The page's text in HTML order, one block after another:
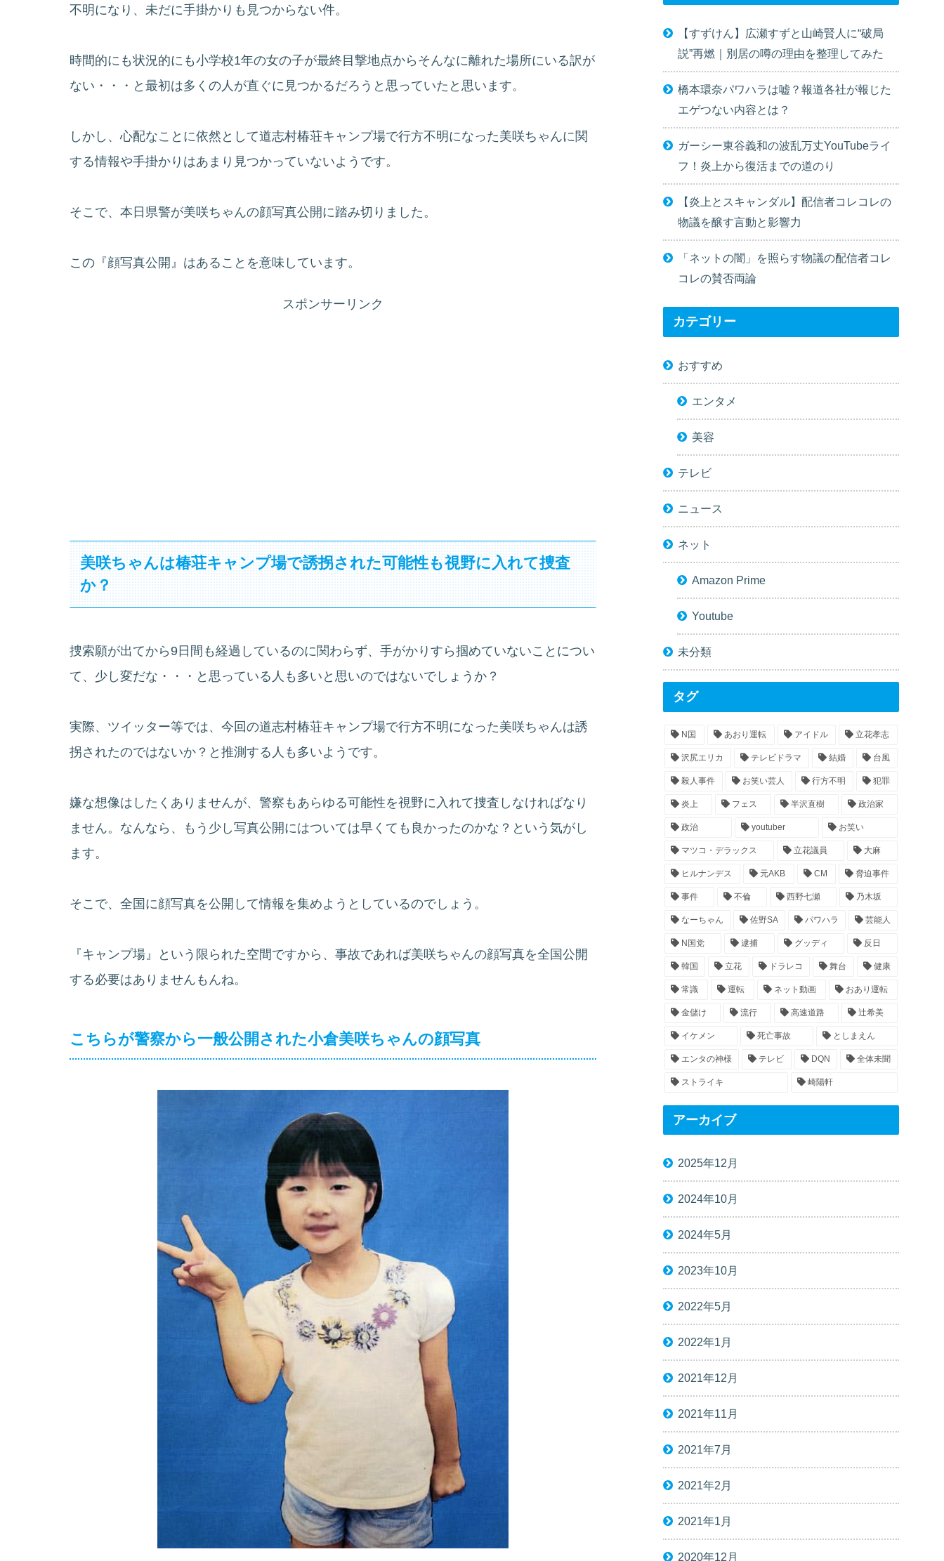
不明になり、未だに手掛かりも見つからない件。
時間的にも状況的にも小学校1年の女の子が最終目撃地点からそんなに離れた場所にいる訳が
ない・・・と最初は多くの人が直ぐに見つかるだろうと思っていたと思います。
しかし、心配なことに依然として道志村椿荘キャンプ場で行方不明になった美咲ちゃんに関
する情報や手掛かりはあまり見つかっていないようです。
そこで、本日県警が美咲ちゃんの顔写真公開に踏み切りました。
この『顔写真公開』はあることを意味しています。
スポンサーリンク
美咲ちゃんは椿荘キャンプ場で誘拐された可能性も視野に入れて捜査
か？
捜索願が出てから9日間も経過しているのに関わらず、手がかりすら掴めていないことについ
て、少し変だな・・・と思っている人も多いと思いのではないでしょうか？
実際、ツイッター等では、今回の道志村椿荘キャンプ場で行方不明になった美咲ちゃんは誘
拐されたのではないか？と推測する人も多いようです。
嫌な想像はしたくありませんが、警察もあらゆる可能性を視野に入れて捜査しなければなり
ません。なんなら、もう少し写真公開にはついては早くても良かったのかな？という気がし
ます。
そこで、全国に顔写真を公開して情報を集めようとしているのでしょう。
『キャンプ場』という限られた空間ですから、事故であれば美咲ちゃんの顔写真を全国公開
する必要はありませんもんね。
こちらが警察から一般公開された小倉美咲ちゃんの顔写真
【すずけん】広瀬すずと山崎賢人に“破局
説”再燃｜別居の噂の理由を整理してみた
橋本環奈パワハラは嘘？報道各社が報じた
エゲつない内容とは？
ガーシー東谷義和の波乱万丈YouTubeライ
フ！炎上から復活までの道のり
【炎上とスキャンダル】配信者コレコレの
物議を醸す言動と影響力
「ネットの闇」を照らす物議の配信者コレ
コレの賛否両論
カテゴリー
おすすめ
エンタメ
美容
テレビ
ニュース
ネット
Amazon Prime
Youtube
未分類
タグ
N国 あおり運転 アイドル 立花孝志
沢尻エリカ テレビドラマ 結婚 台風
殺人事件 お笑い芸人 行方不明 犯罪
炎上 フェス 半沢直樹 政治家
政治 youtuber お笑い
マツコ・デラックス 立花議員 大麻
ヒルナンデス 元AKB CM 脅迫事件
事件 不倫 西野七瀬 乃木坂
なーちゃん 佐野SA パワハラ 芸能人
N国党 逮捕 グッディ 反日
韓国 立花 ドラレコ 舞台 健康
常識 運転 ネット動画 おあり運転
金儲け 流行 高速道路 辻希美
イケメン 死亡事故 としまえん
エンタの神様 テレビ DQN 全体未聞
ストライキ 崎陽軒
アーカイブ
2025年12月
2024年10月
2024年5月
2023年10月
2022年5月
2022年1月
2021年12月
2021年11月
2021年7月
2021年2月
2021年1月
2020年12月